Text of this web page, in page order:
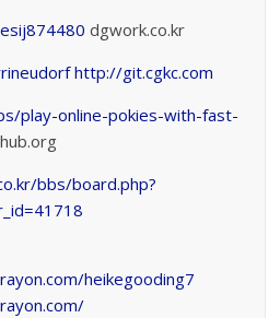
dgwork.co.kr
http://git.cgkc.com
play-online-pokies-with-fast-
bbs/board.php?
heikegooding7